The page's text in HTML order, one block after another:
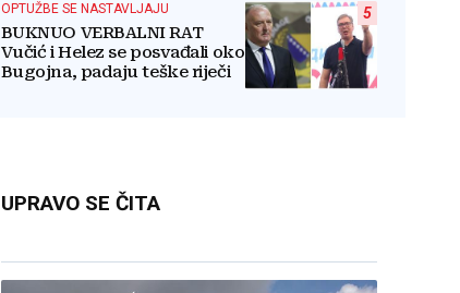
5
OPTUŽBE SE NASTAVLJAJU
BUKNUO VERBALNI RAT
Vučić i Helez se posvađali oko
Bugojna, padaju teške riječi
UPRAVO SE ČITA